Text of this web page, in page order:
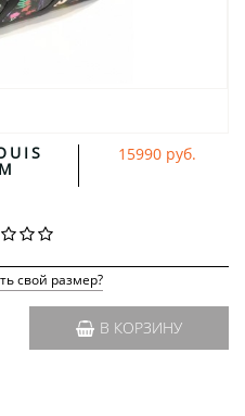
15990 руб.
свой размер?
В КОРЗИНУ